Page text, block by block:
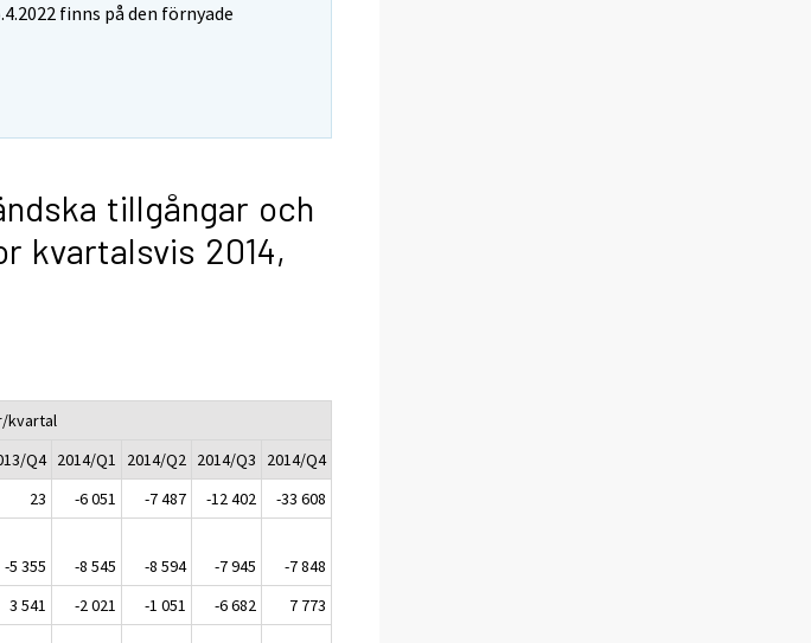
finns på den förnyade
tillgångar och
kvartalsvis 2014,
kvartal
Q4 2014/Q1 2014/Q2 2014/Q3
2014/Q4
23 -6 051 -7 487 -12 402
-33 608
-5 355 -8 545 -8 594 -7 945
-7 848
3 541 -2 021 -1 051 -6 682
7 773